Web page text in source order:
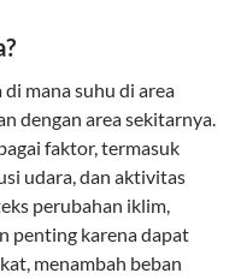
mana suhu di area
dengan area sekitarnya.
faktor, termasuk
udara, dan aktivitas
perubahan iklim,
penting karena dapat
menambah beban